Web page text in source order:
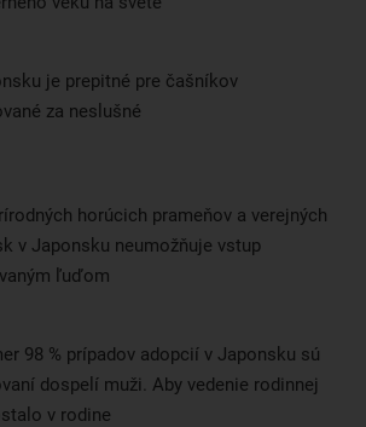
je prepitné pre čašníkov
za neslušné
horúcich prameňov a verejných
v Japonsku neumožňuje vstup
ľuďom
98 % prípadov adopcií v Japonsku sú
dospelí muži. Aby vedenie rodinnej
v rodine